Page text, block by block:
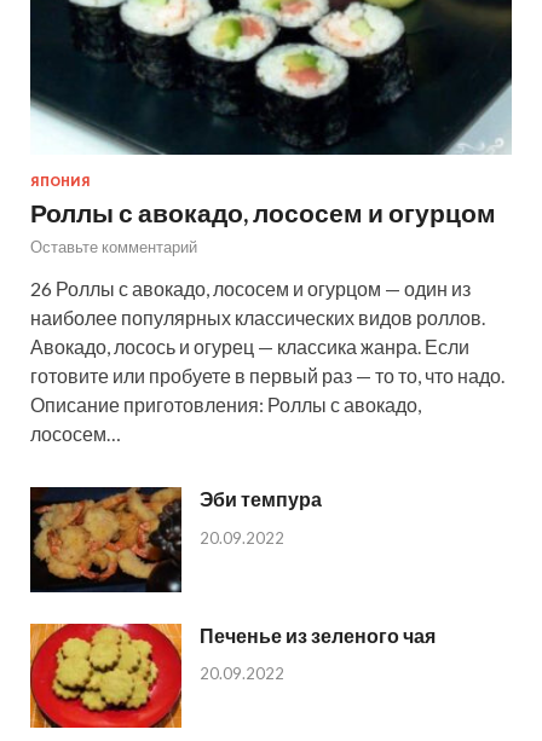
ЯПОНИЯ
Роллы с авокадо, лососем и огурцом
Оставьте комментарий
26 Роллы с авокадо, лососем и огурцом — один из
наиболее популярных классических видов роллов.
Авокадо, лосось и огурец — классика жанра. Если
готовите или пробуете в первый раз — то то, что надо.
Описание приготовления: Роллы с авокадо,
лососем…
Эби темпура
20.09.2022
Печенье из зеленого чая
20.09.2022